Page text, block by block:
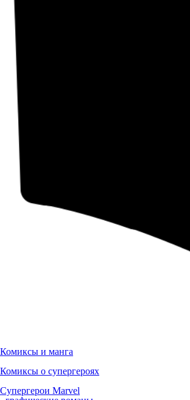
Комиксы и манга
Комиксы о супергероях
Супергерои Marvel